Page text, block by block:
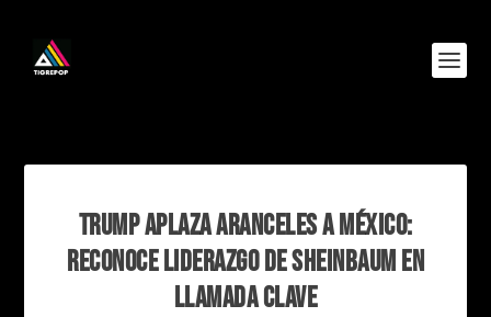
TRUMP APLAZA ARANCELES A MÉXICO:
RECONOCE LIDERAZGO DE SHEINBAUM EN
LLAMADA CLAVE